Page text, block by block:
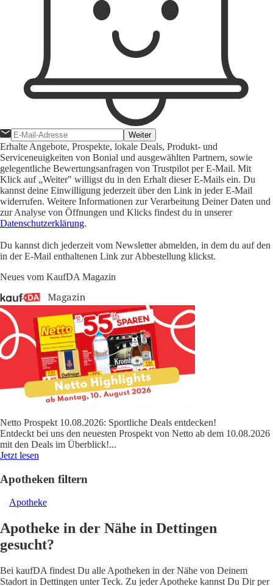
Weiter
Erhalte Angebote, Prospekte, lokale Deals, Produkt- und
Serviceneuigkeiten von Bonial und ausgewählten Partnern, sowie
gelegentliche Bewertungsanfragen von Trustpilot per E-Mail. Mit
Klick auf „Weiter" willigst du in den Erhalt dieser E-Mails ein. Du
kannst deine Einwilligung jederzeit über den Link in jeder E-Mail
widerrufen. Weitere Informationen zur Verarbeitung Deiner Daten und
zur Analyse von Öffnungen und Klicks findest du in unserer
Datenschutzerklärung.
Du kannst dich jederzeit vom Newsletter abmelden, in dem du auf den
in der E-Mail enthaltenen Link zur Abbestellung klickst.
Neues vom KaufDA Magazin
Netto Prospekt 10.08.2026: Sportliche Deals entdecken!
Entdeckt bei uns den neuesten Prospekt von Netto ab dem 10.08.2026
mit den Deals im Überblick!...
Jetzt lesen
Apotheken filtern
Apotheke
Apotheke in der Nähe in Dettingen
gesucht?
Bei kaufDA findest Du alle Apotheken in der Nähe von Deinem
Stadort in Dettingen unter Teck. Zu jeder Apotheke kannst Du Dir per